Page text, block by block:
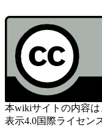
本wikiサイトの内容
表示4.0国際ライセン